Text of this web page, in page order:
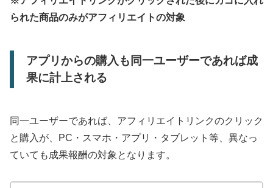
られた商品のみがアフィリエイトの対象
アプリからの購入も同一ユーザーであれば成
果に計上される
同一ユーザーであれば、アフィリエイトリンクのクリック
と購入が、PC・スマホ・アプリ・タブレット等、異なっ
ていても成果報酬の対象となります。